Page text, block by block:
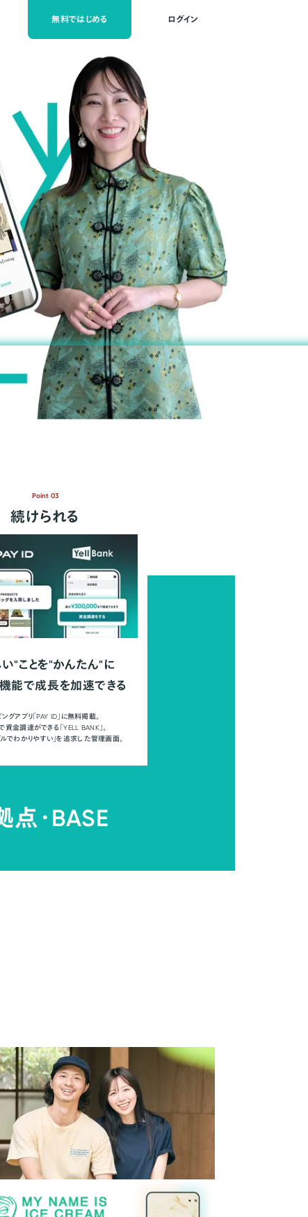
無料ではじめる ログイン
Point 03
続けられる
"ことを"かんたん"に
能で成長を加速できる
ングアプリ「PAY ID」に無料掲載。
資金調達ができる「YELL BANK」。
ルでわかりやすい」を追求した管理画面。
・BASE